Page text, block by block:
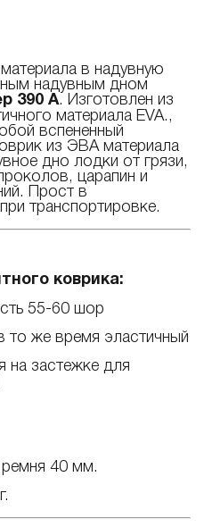
в надувную
надувным дном
390 А. Изготовлен из
материала EVA.,
вспененный
из ЭВА материала
дно лодки от грязи,
царапин и
Прост в
транспортировке.
коврика:
55-60 шор
то же время эластичный
на застежке для
40 мм.